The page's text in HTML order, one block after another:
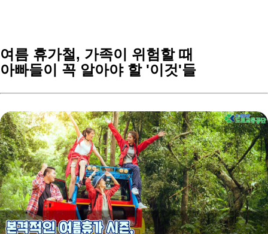
여름 휴가철, 가족이 위험할 때
아빠들이 꼭 알아야 할 '이것'들